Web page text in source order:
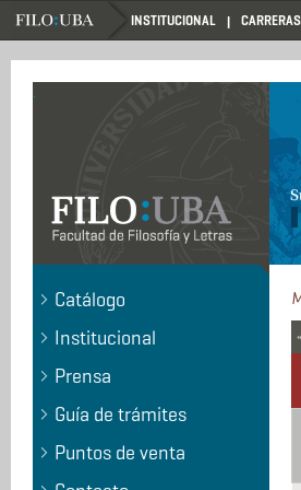
INSTITUCIONAL
.
Catálogo
Institucional
Prensa
Guía de trámites
Puntos de venta